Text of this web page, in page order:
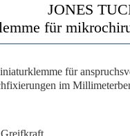
JONES
für
für
im